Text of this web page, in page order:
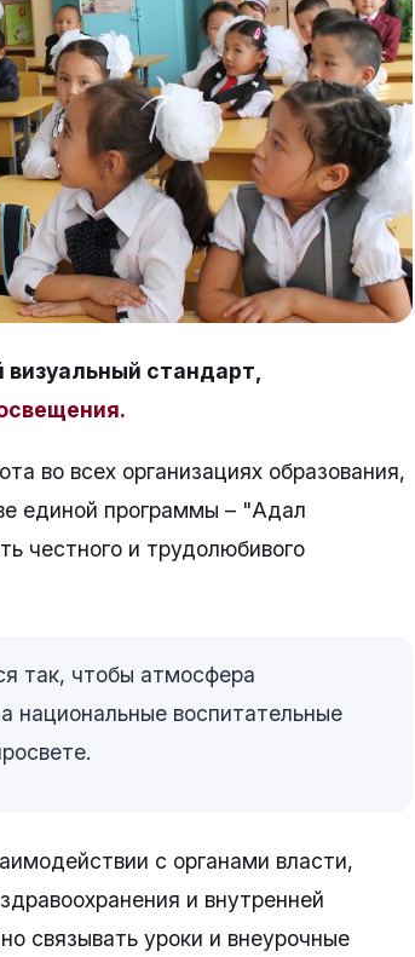
стандарт,
во всех организациях образования,
единой программы – "Адал
честного и трудолюбивого
так, чтобы атмосфера
национальные воспитательные
с органами власти,
и внутренней
связывать уроки и внеурочные